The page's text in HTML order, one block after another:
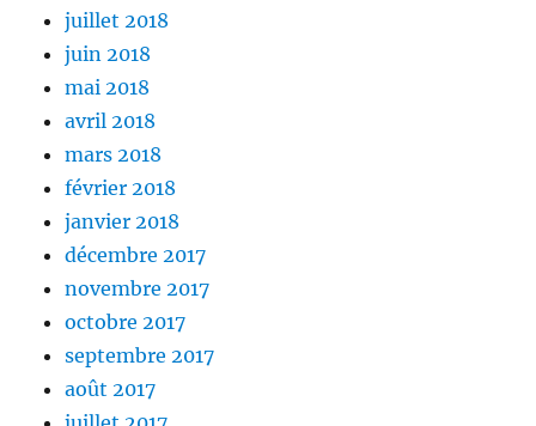
juillet 2018
juin 2018
mai 2018
avril 2018
mars 2018
février 2018
janvier 2018
décembre 2017
novembre 2017
octobre 2017
septembre 2017
août 2017